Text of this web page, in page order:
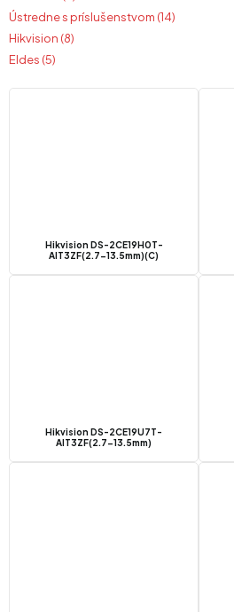
Ústredne s príslušenstvom (14)
Hikvision (8)
Eldes (5)
Hikvision DS-2CE19H0T-
AIT3ZF(2.7-13.5mm)(C)
Hikvision DS-2CE19U7T-
AIT3ZF(2.7-13.5mm)